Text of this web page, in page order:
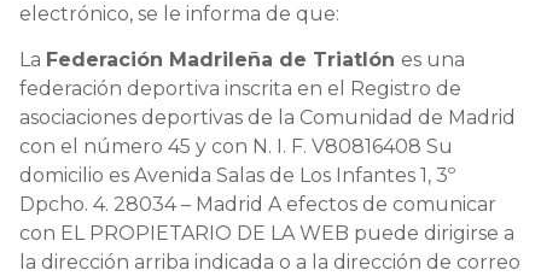
electrónico, se le informa de que:
La Federación Madrileña de Triatlón es una
federación deportiva inscrita en el Registro de
asociaciones deportivas de la Comunidad de Madrid
con el número 45 y con N. I. F. V80816408 Su
domicilio es Avenida Salas de Los Infantes 1, 3º
Dpcho. 4. 28034 – Madrid A efectos de comunicar
con EL PROPIETARIO DE LA WEB puede dirigirse a
la dirección arriba indicada o a la dirección de correo